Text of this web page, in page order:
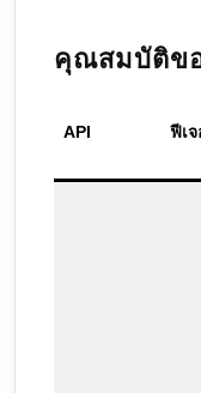
คุณสมบัติข
API ฟีเ